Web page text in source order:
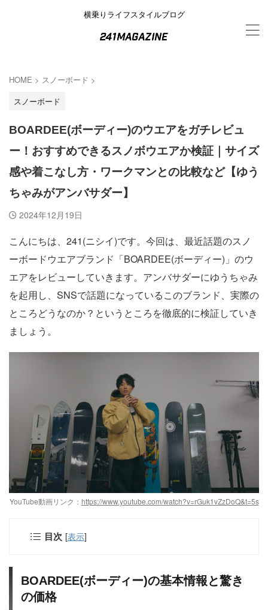
横乗りライフスタイルブログ
HOME > スノーボード >
スノーボード
BOARDEE(ボーディー)のウエアをガチレビュ
ー！おすすめできるスノボウエアか検証｜サイズ
感や着こなし方・ワークマンとの比較など【ゆう
ちゃみがアンバサダー】
2024年12月19日
こんにちは、241(ニシイ)です。今回は、最近話題のスノ
ーボードウエアブランド「BOARDEE(ボーディー)」のウ
エアをレビューしていきます。アンバサダーにゆうちゃみ
を起用し、SNSで話題になっているこのブランド、実際の
ところどうなのか？というところを徹底的に検証していき
ましょう。
YouTube動画リンク： https://www.youtube.com/watch?v=rGuk1vZzDoQ&t=5s
目次 [表示]
BOARDEE(ボーディー)の基本情報と驚き
の価格